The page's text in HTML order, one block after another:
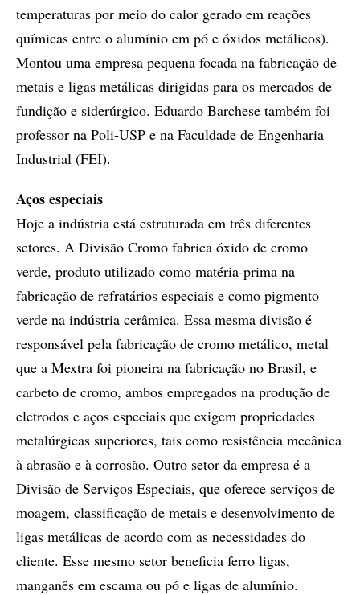
temperaturas por meio do calor gerado em reações
químicas entre o alumínio em pó e óxidos metálicos).
Montou uma empresa pequena focada na fabricação de
metais e ligas metálicas dirigidas para os mercados de
fundição e siderúrgico. Eduardo Barchese também foi
professor na Poli-USP e na Faculdade de Engenharia
Industrial (FEI).
Aços especiais
Hoje a indústria está estruturada em três diferentes
setores. A Divisão Cromo fabrica óxido de cromo
verde, produto utilizado como matéria-prima na
fabricação de refratários especiais e como pigmento
verde na indústria cerâmica. Essa mesma divisão é
responsável pela fabricação de cromo metálico, metal
que a Mextra foi pioneira na fabricação no Brasil, e
carbeto de cromo, ambos empregados na produção de
eletrodos e aços especiais que exigem propriedades
metalúrgicas superiores, tais como resistência mecânica
à abrasão e à corrosão. Outro setor da empresa é a
Divisão de Serviços Especiais, que oferece serviços de
moagem, classificação de metais e desenvolvimento de
ligas metálicas de acordo com as necessidades do
cliente. Esse mesmo setor beneficia ferro ligas,
manganês em escama ou pó e ligas de alumínio.